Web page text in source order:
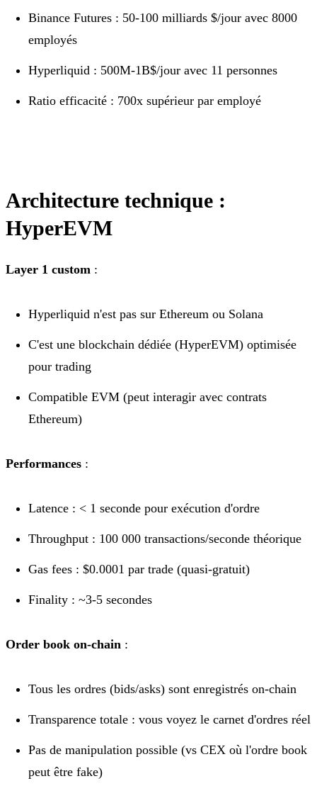
Binance Futures : 50-100 milliards $/jour avec 8000
employés
Hyperliquid : 500M-1B$/jour avec 11 personnes
Ratio efficacité : 700x supérieur par employé
Architecture technique :
HyperEVM
Layer 1 custom :
Hyperliquid n'est pas sur Ethereum ou Solana
C'est une blockchain dédiée (HyperEVM) optimisée
pour trading
Compatible EVM (peut interagir avec contrats
Ethereum)
Performances :
Latence : < 1 seconde pour exécution d'ordre
Throughput : 100 000 transactions/seconde théorique
Gas fees : $0.0001 par trade (quasi-gratuit)
Finality : ~3-5 secondes
Order book on-chain :
Tous les ordres (bids/asks) sont enregistrés on-chain
Transparence totale : vous voyez le carnet d'ordres réel
Pas de manipulation possible (vs CEX où l'ordre book
peut être fake)